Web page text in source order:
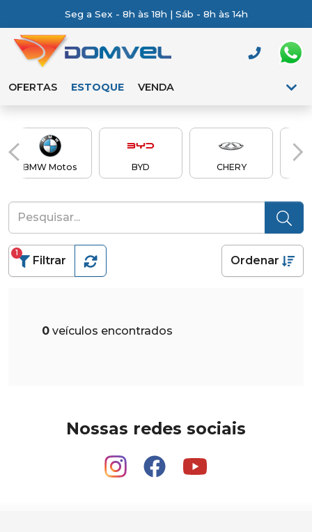
Seg a Sex - 8h às 18h | Sáb - 8h às 14h
OFERTAS ESTOQUE VENDA
BMW Motos BYD CHERY
Filtrar
1
Ordenar
0 veículos encontrados
Nossas redes sociais